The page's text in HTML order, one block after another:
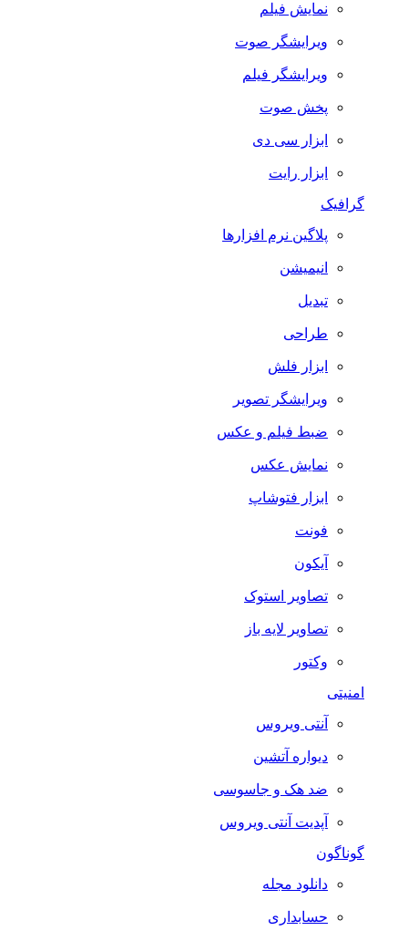
نمایش فیلم
ویرایشگر صوت
ویرایشگر فیلم
پخش صوت
ابزار سی دی
ابزار رایت
گرافیک
پلاگین نرم افزارها
انیمیشن
تبدیل
طراحی
ابزار فلش
ویرایشگر تصویر
ضبط فيلم و عكس
نمایش عکس
ابزار فتوشاپ
فونت
آیکون
تصاویر استوک
تصاویر لایه باز
وکتور
امنیتی
آنتی ویروس
دیواره آتشین
ضد هک و جاسوسی
آپدیت آنتی ویروس
گوناگون
دانلود مجله
حسابداری